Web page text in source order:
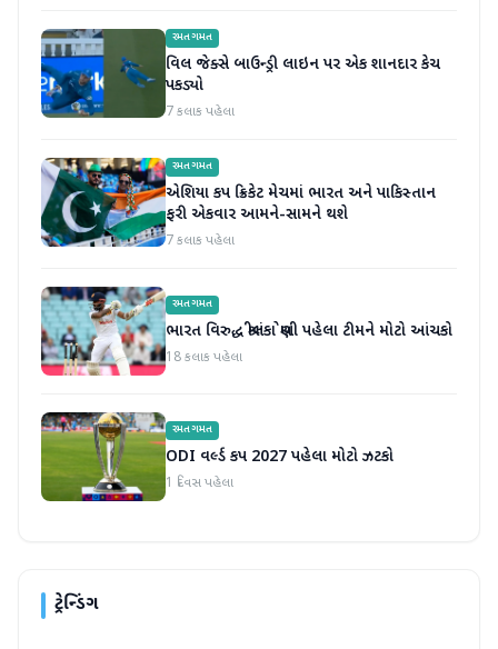
રમતગમત
વિલ જેક્સે બાઉન્ડ્રી લાઇન પર એક શાનદાર કેચ
પકડ્યો
7 કલાક પહેલા
રમતગમત
એશિયા કપ ક્રિકેટ મેચમાં ભારત અને પાકિસ્તાન
ફરી એકવાર આમને-સામને થશે
7 કલાક પહેલા
રમતગમત
ભારત વિરુદ્ધ શ્રીલંકા શ્રેણી પહેલા ટીમને મોટો આંચકો
18 કલાક પહેલા
રમતગમત
ODI વર્લ્ડ કપ 2027 પહેલા મોટો ઝટકો
1 દિવસ પહેલા
ટ્રેન્ડિંગ